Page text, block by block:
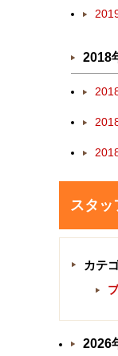
2018
スタッ
カテ
2026